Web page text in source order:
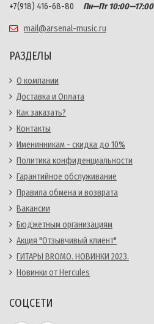
+7(918) 416-68-80
Пн—Пт 10:00—17:00
mail@arsenal-music.ru
РАЗДЕЛЫ
О компании
Доставка и Оплата
Как заказать?
Контакты
Именинникам - скидка до 10%
Политика конфиденциальности
Гарантийное обслуживание
Правила обмена и возврата
Вакансии
Бюджетным организациям
Акция "Отзывчивый клиент"
ГИТАРЫ BROMO. НОВИНКИ 2023.
Новинки от Hercules
СОЦСЕТИ